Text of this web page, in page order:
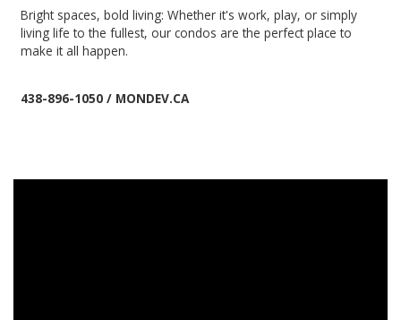
Bright spaces, bold living: Whether it's work, play, or simply
living life to the fullest, our condos are the perfect place to
make it all happen.
438-896-1050 / MONDEV.CA